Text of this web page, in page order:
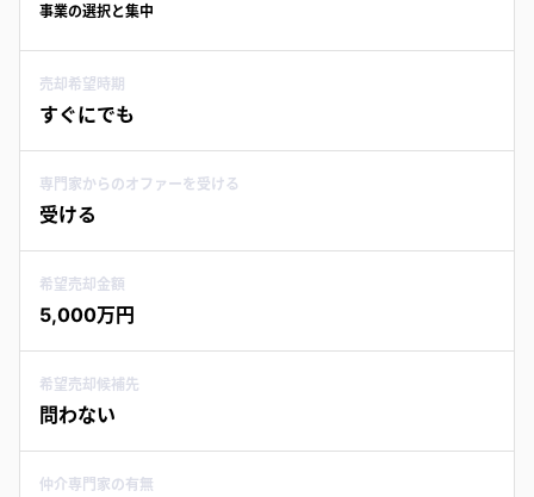
事業の選択と集中
売却希望時期
すぐにでも
専門家からのオファーを受ける
受ける
希望売却金額
5,000万円
希望売却候補先
問わない
仲介専門家の有無